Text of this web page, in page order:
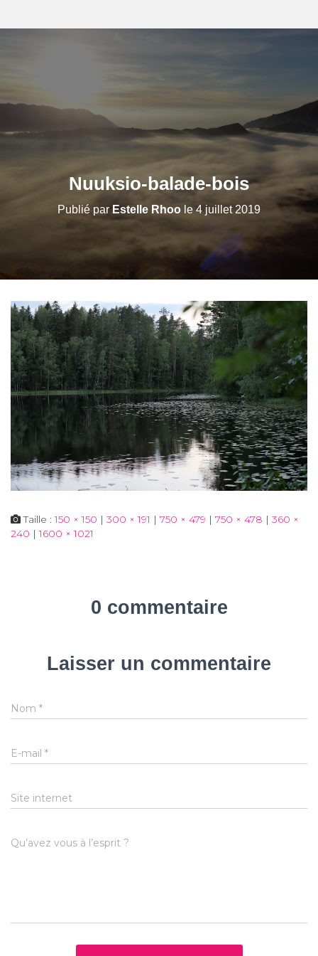
Nuuksio-balade-bois
Publié parEstelle Rhoo le4 juillet 2019
Taille :150 × 150 | 300 × 191 | 750 × 479 | 750 × 478 | 360 ×
240 | 1600 × 1021
0 commentaire
Laisser un commentaire
Nom *
E-mail *
Site internet
Qu’avez vous à l’esprit ?